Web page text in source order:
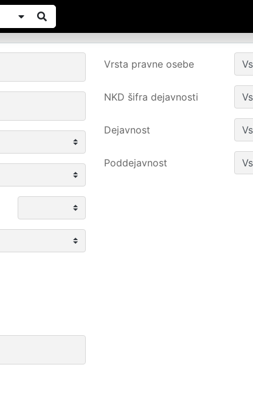
Vrsta pravne osebe
NKD šifra dejavnosti
Dejavnost
Poddejavnost